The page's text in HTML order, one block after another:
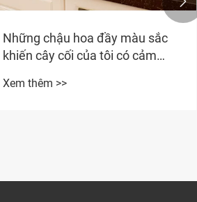
Những chậu hoa đầy màu sắc
khiến cây cối của tôi có cảm
Xem thêm >>